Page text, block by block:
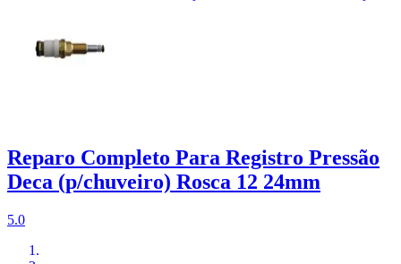
Reparo Completo Para Registro Pressão
Deca (p/chuveiro) Rosca 12 24mm
5.0